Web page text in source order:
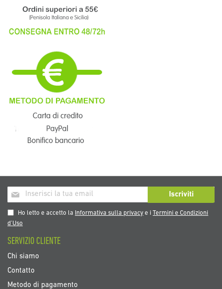
Iscriviti
alla
nostra
Newsletter:
Iscriviti
Ho letto e accetto la Informativa sulla privacy e i
Termini e Condizioni
d’Uso
SERVIZIO CLIENTE
Chi siamo
Contatto
Metodo di pagamento